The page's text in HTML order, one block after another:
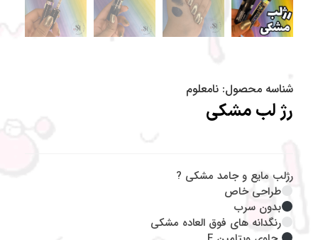
شناسه محصول: نامعلوم
رژ لب مشکی
رژلب مایع و جامد مشکی ?
طراحی خاص
بدون سرب
رنگدانه های فوق العاده مشکی